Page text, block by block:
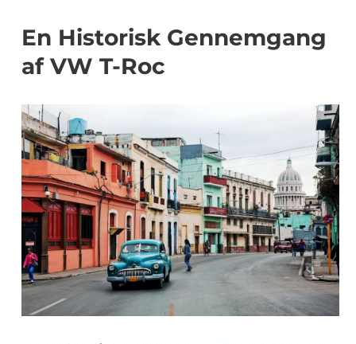
En Historisk Gennemgang
af VW T-Roc